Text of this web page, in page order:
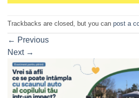
Trackbacks are closed, but you can post a
← Previous
Next →